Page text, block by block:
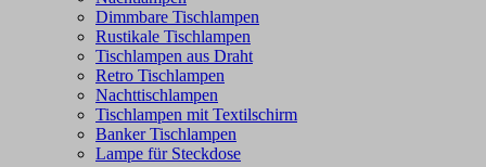
Dimmbare Tischlampen
Rustikale Tischlampen
Tischlampen aus Draht
Retro Tischlampen
Nachttischlampen
Tischlampen mit Textilschirm
Banker Tischlampen
Lampe für Steckdose